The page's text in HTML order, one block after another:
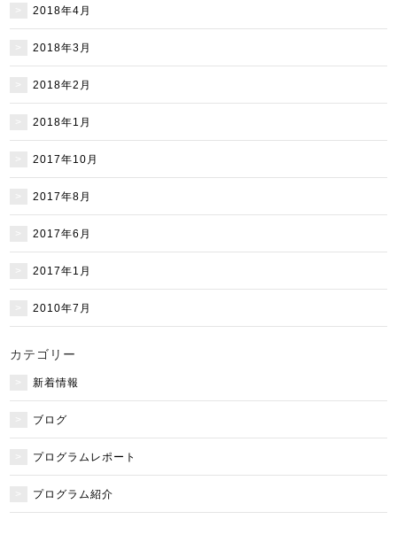
2018年4月
2018年3月
2018年2月
2018年1月
2017年10月
2017年8月
2017年6月
2017年1月
2010年7月
カテゴリー
新着情報
ブログ
プログラムレポート
プログラム紹介